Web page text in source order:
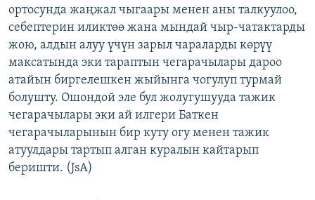
ЭЕ/АРнун бардык сайттары
ортосунда жаңжал чыгаары менен аны талкуулоо,
себептерин иликтөө жана мындай чыр-чатактарды
жою, алдын алуу үчүн зарыл чараларды көрүү
максатында эки тараптын чегарачылары дароо
атайын биргелешкен жыйынга чогулуп турмай
болушту. Ошондой эле бул жолугушууда тажик
чегарачылары эки ай илгери Баткен
чегарачыларынын бир куту огу менен тажик
атуулдары тартып алган куралын кайтарып
беришти. (JsA)